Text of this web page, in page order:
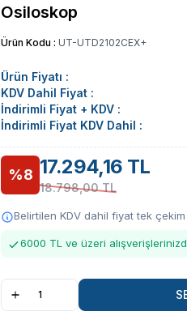
Osiloskop
Ürün Kodu : UT-UTD2102CEX+
Ürün Fiyatı :
KDV Dahil Fiyat :
İndirimli Fiyat + KDV :
İndirimli Fiyat KDV Dahil :
%8 17.294,16 TL
18.798,00 TL
Belirtilen KDV dahil fiyat tek
6000 TL ve üzeri